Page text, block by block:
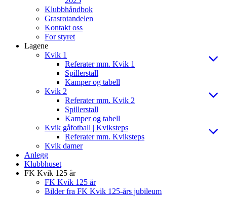
Klubbhåndbok
Grasrotandelen
Kontakt oss
For styret
Lagene
Kvik 1
Referater mm. Kvik 1
Spillerstall
Kamper og tabell
Kvik 2
Referater mm. Kvik 2
Spillerstall
Kamper og tabell
Kvik gåfotball | Kviksteps
Referater mm. Kviksteps
Kvik damer
Anlegg
Klubbhuset
FK Kvik 125 år
FK Kvik 125 år
Bilder fra FK Kvik 125-års jubileum